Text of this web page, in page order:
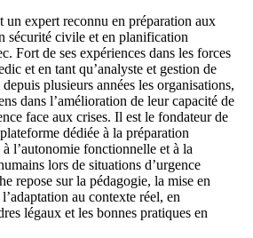
expert reconnu en préparation aux
sécurité civile et en planification
Fort de ses expériences dans les forces
et en tant qu’analyste et gestion de
plusieurs années les organisations,
dans l’amélioration de leur capacité de
face aux crises. Il est le fondateur de
dédiée à la préparation
l’autonomie fonctionnelle et à la
lors de situations d’urgence
repose sur la pédagogie, la mise en
au contexte réel, en
légaux et les bonnes pratiques en